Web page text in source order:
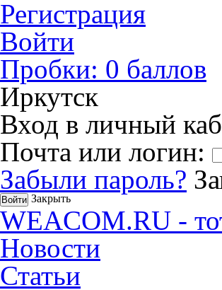
Регистрация
Войти
Пробки: 0 баллов
Иркутск
Вход в личный
Почта или логин:
Забыли пароль?
Закрыть
WEACOM.RU -
Новости
Статьи